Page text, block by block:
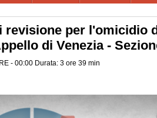
revisione per l'omicidio
di Venezia -
- 00:00 Durata: 3 ore 39 min